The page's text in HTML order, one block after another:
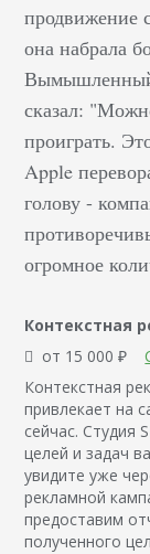
продвижение
она набрала
сказал:
проиграть.
Apple
голову -
огромное
Контекстная
от 15 000 ₽
Контекстная
привлекает на
сейчас. Студия
целей и задач
увидите уже
рекламной
предоставим
полученного